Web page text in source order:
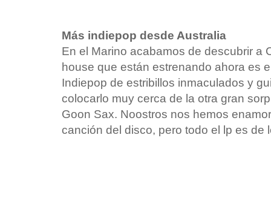
Más indiepop desde Australia
En el Marino acabamos de descubrir a
house que están estrenando ahora es
Indiepop de estribillos inmaculados y
colocarlo muy cerca de la otra gran
Goon Sax. Noostros nos hemos
canción del disco, pero todo el lp es de